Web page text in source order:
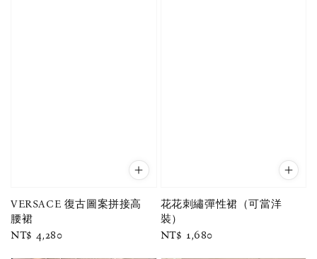
VERSACE 復古圖案拼接高
腰裙
Regular
NT$ 4,280
花花刺繡彈性裙（可當洋
裝）
Regular
NT$ 1,680